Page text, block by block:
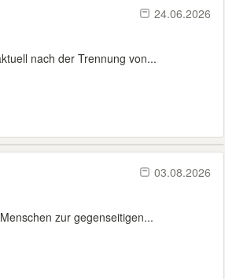
24.06.2026
nach der Trennung von...
03.08.2026
zur gegenseitigen...